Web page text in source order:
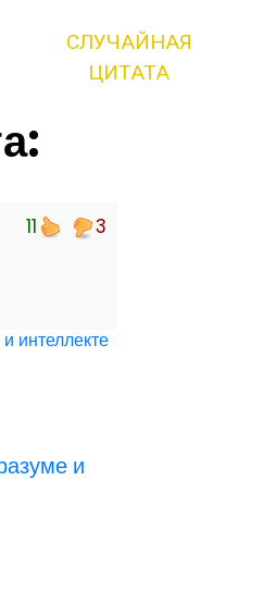
СЛУЧАЙНАЯ
ЦИТАТА
11 3
интеллекте
и